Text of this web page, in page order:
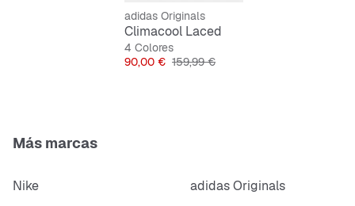
Estructura COLD CEMENT
adidas Originals
Climacool Laced
4 Colores
Precio
90,00 € Precio original
159,99 €
Más marcas
Nike
adidas Originals